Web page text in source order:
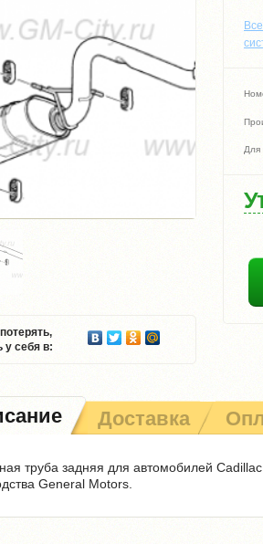
у себя в:
Для
Доставка
труба задняя для автомобилей
General Motors.